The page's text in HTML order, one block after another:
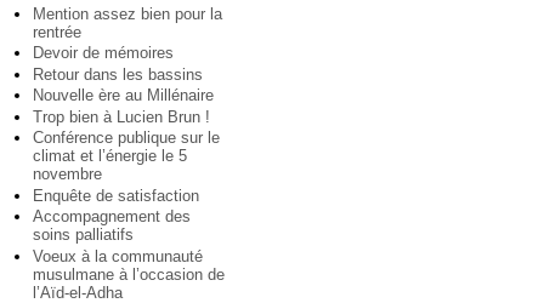
Mention assez bien pour la
rentrée
Devoir de mémoires
Retour dans les bassins
Nouvelle ère au Millénaire
Trop bien à Lucien Brun !
Conférence publique sur le
climat et l’énergie le 5
novembre
Enquête de satisfaction
Accompagnement des
soins palliatifs
Voeux à la communauté
musulmane à l’occasion de
l’Aïd-el-Adha